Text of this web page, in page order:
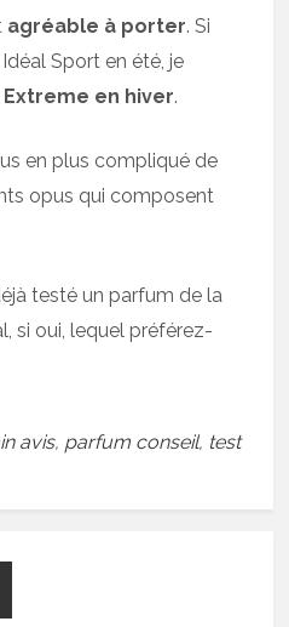
agréable à porter. Si
Idéal Sport en été, je
Extreme en hiver.
en plus compliqué de
opus qui composent
testé un parfum de la
si oui, lequel préférez-
avis, parfum conseil, test